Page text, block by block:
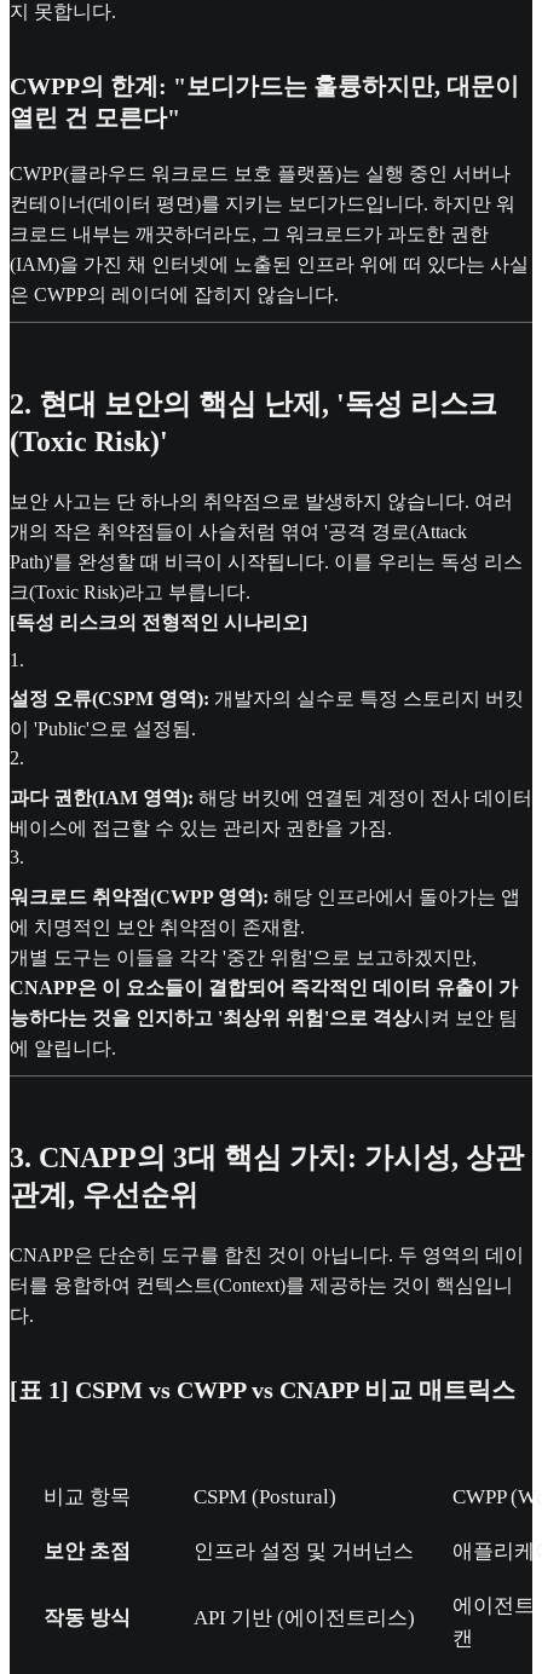
지 못합니다.
CWPP의 한계: "보디가드는 훌륭하지만, 대문이
열린 건 모른다"
CWPP(클라우드 워크로드 보호 플랫폼)는 실행 중인 서버나
컨테이너(데이터 평면)를 지키는 보디가드입니다. 하지만 워
크로드 내부는 깨끗하더라도, 그 워크로드가 과도한 권한
(IAM)을 가진 채 인터넷에 노출된 인프라 위에 떠 있다는 사실
은 CWPP의 레이더에 잡히지 않습니다.
2. 현대 보안의 핵심 난제, '독성 리스크
(Toxic Risk)'
보안 사고는 단 하나의 취약점으로 발생하지 않습니다. 여러
개의 작은 취약점들이 사슬처럼 엮여 '공격 경로(Attack
Path)'를 완성할 때 비극이 시작됩니다. 이를 우리는 독성 리스
크(Toxic Risk)라고 부릅니다.
[독성 리스크의 전형적인 시나리오]
1 .
설정 오류(CSPM 영역): 개발자의 실수로 특정 스토리지 버킷
이 'Public'으로 설정됨.
2.
과다 권한(IAM 영역): 해당 버킷에 연결된 계정이 전사 데이터
베이스에 접근할 수 있는 관리자 권한을 가짐.
3.
워크로드 취약점(CWPP 영역): 해당 인프라에서 돌아가는 앱
에 치명적인 보안 취약점이 존재함.
개별 도구는 이들을 각각 '중간 위험'으로 보고하겠지만,
CNAPP은 이 요소들이 결합되어 즉각적인 데이터 유출이 가
능하다는 것을 인지하고 '최상위 위험'으로 격상시켜 보안 팀
에 알립니다.
3. CNAPP의 3대 핵심 가치: 가시성, 상관
관계, 우선순위
CNAPP은 단순히 도구를 합친 것이 아닙니다. 두 영역의 데이
터를 융합하여 컨텍스트(Context)를 제공하는 것이 핵심입니
다.
[표 1] CSPM vs CWPP vs CNAPP 비교 매트릭스
비교 항목 CSPM (Postural) CWPP
보안 초점 인프라 설정 및 거버넌스 애플리케
작동 방식 API 기반 (에이전트리스)
에이전트
캔